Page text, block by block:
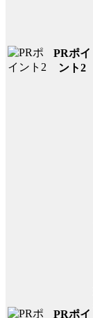
PRポイ
ント2
PRポイ